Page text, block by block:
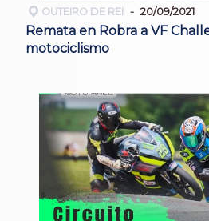
OUTEIRO DE REI 20/09/2021
Remata en Robra a VF
motociclismo